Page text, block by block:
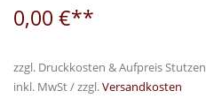
0,00 €**
zzgl. Druckkosten & Aufpreis Stutzen
inkl. MwSt / zzgl.Versandkosten